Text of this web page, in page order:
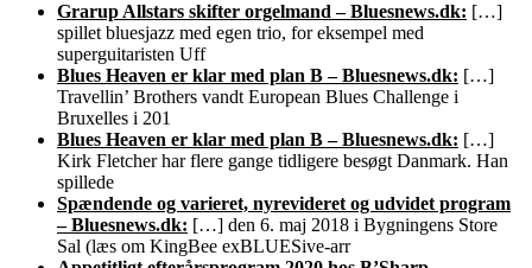
Grarup Allstars skifter orgelmand – Bluesnews.dk: […]
spillet bluesjazz med egen trio, for eksempel med
superguitaristen Uff
Blues Heaven er klar med plan B – Bluesnews.dk: […]
Travellin’ Brothers vandt European Blues Challenge i
Bruxelles i 201
Blues Heaven er klar med plan B – Bluesnews.dk: […]
Kirk Fletcher har flere gange tidligere besøgt Danmark. Han
spillede
Spændende og varieret, nyrevideret og udvidet program
– Bluesnews.dk: […] den 6. maj 2018 i Bygningens Store
Sal (læs om KingBee exBLUESive-arr